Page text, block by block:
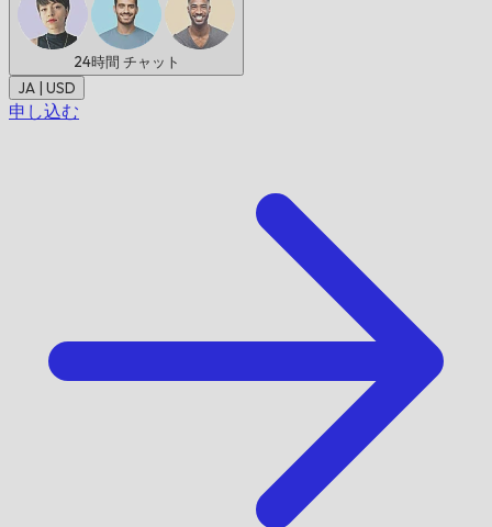
24時間 チャット
JA | USD
申し込む